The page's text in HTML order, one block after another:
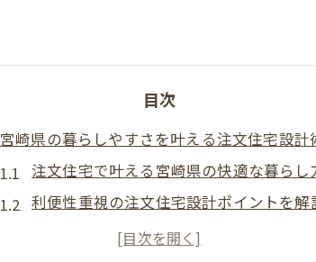
目次
宮崎県の暮らしやすさを叶える注文住宅設計
注文住宅で叶える宮崎県の快適な暮らし
利便性重視の注文住宅設計ポイントを解
宮崎県の気候に合う注文住宅の工夫とは